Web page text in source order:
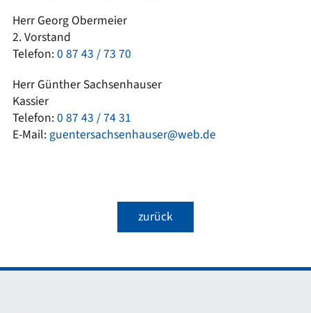
Herr Georg Obermeier
2. Vorstand
Telefon:0 87 43 / 73 70
Herr Günther Sachsenhauser
Kassier
Telefon:0 87 43 / 74 31
E-Mail:guentersachsenhauser@web.de
zurück